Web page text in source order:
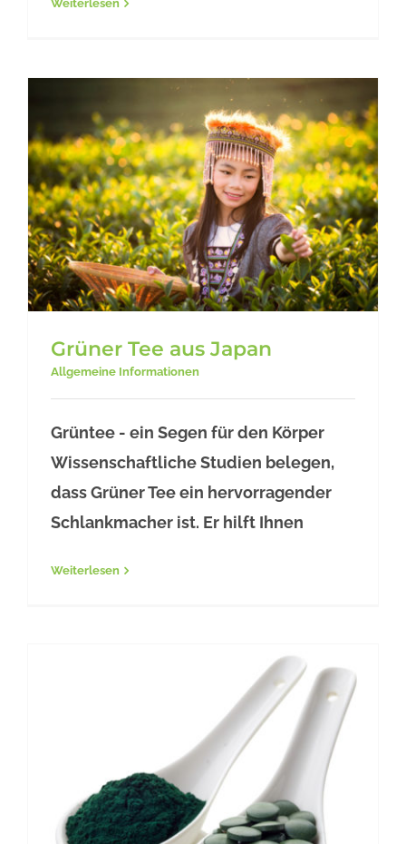
Weiterlesen
Grüner Tee aus Japan
Grüner Tee aus Japan
Allgemeine Informationen
Grüntee - ein Segen für den Körper
Wissenschaftliche Studien belegen,
dass Grüner Tee ein hervorragender
Schlankmacher ist. Er hilft Ihnen
Weiterlesen